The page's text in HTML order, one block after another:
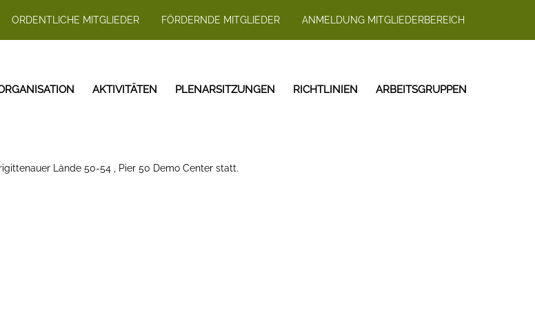
ORDENTLICHE MITGLIEDER FÖRDERNDE MITGLIEDER ANMELDUNG MITGLIEDERBEREICH
AKTIVITÄTEN PLENARSITZUNGEN RICHTLINIEN ARBEITSGRUPPEN
Lände 50-54 , Pier 50 Demo Center statt.